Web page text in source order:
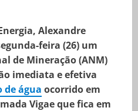
Alexandre
feira (26) um
de Mineração (ANM)
imediata e efetiva
água ocorrido em
Vigae que fica em